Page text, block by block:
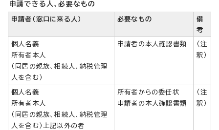
申請できる人、必要なもの
申請者（窓口に来る人） 必要なもの
備
考
個人名義
所有者本人
（同居の親族、相続人、納税管理
人を含む）
申請者の本人確認書類
（注
釈）
個人名義
所有者本人
（同居の親族、相続人、納税管理
人を含む）上記以外の者
所有者からの委任状
申請者の本人確認書類
（注
釈）